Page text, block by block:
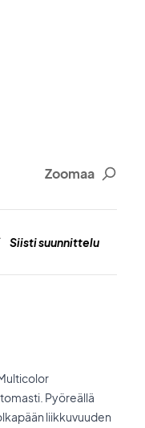
Zoomaa
Siisti suunnittelu
Pyöreällä
liikkuvuuden